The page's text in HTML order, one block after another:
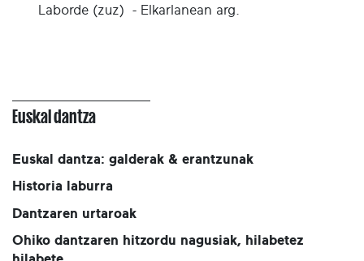
Laborde (zuz) - Elkarlanean arg.
Euskal dantza
Euskal dantza: galderak & erantzunak
Historia laburra
Dantzaren urtaroak
Ohiko dantzaren hitzordu nagusiak, hilabetez